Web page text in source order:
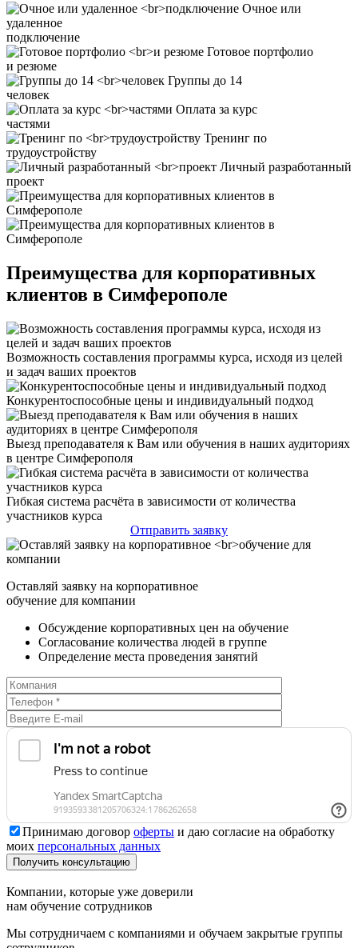
Очное или
удаленное
подключение
Готовое портфолио
и резюме
Группы до 14
человек
Оплата за курс
частями
Тренинг по
трудоустройству
Личный разработанный
проект
Преимущества для корпоративных
клиентов в Симферополе
Возможность составления программы курса, исходя из целей
и задач ваших проектов
Конкурентоспособные цены и индивидуальный подход
Выезд преподавателя к Вам или обучения в наших аудиториях
в центре Симферополя
Гибкая система расчёта в зависимости от количества
участников курса
Отправить заявку
Оставляй заявку на корпоративное
обучение для компании
Обсуждение корпоративных цен на обучение
Согласование количества людей в группе
Определение места проведения занятий
Принимаю договор оферты и даю согласие на обработку
моих персональных данных
Компании, которые уже доверили
нам обучение сотрудников
Мы сотрудничаем с компаниями и обучаем закрытые группы